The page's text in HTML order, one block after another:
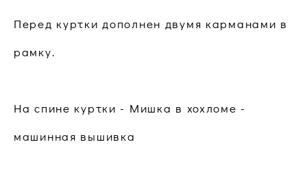
Перед куртки дополнен двумя карманами в
рамку.
На спине куртки - Мишка в хохломе -
машинная вышивка